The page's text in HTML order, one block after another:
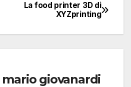
La food printer 3D di
XYZprinting
mario giovanardi